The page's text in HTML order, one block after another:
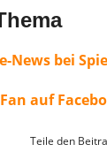
News bei
auf
Teile den